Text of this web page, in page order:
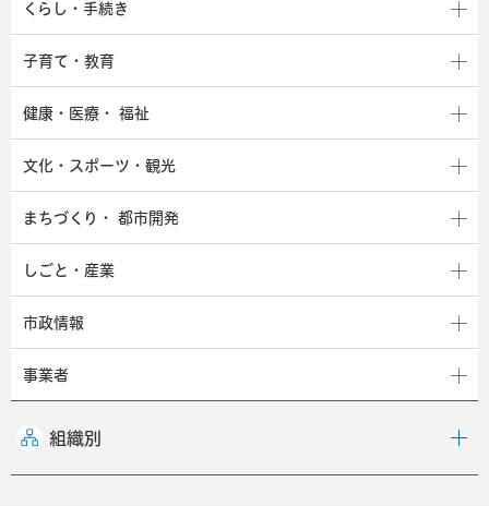
くらし・手続き
子育て・教育
健康・医療・ 福祉
文化・スポーツ・観光
まちづくり・ 都市開発
しごと・産業
市政情報
事業者
組織別